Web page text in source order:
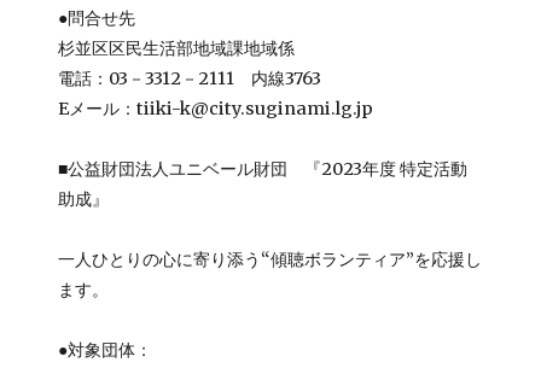
●問合せ先
杉並区区民生活部地域課地域係
電話：03－3312－2111 内線3763
Eメール：tiiki-k@city.suginami.lg.jp
■公益財団法人ユニベール財団 『2023年度 特定活動
助成』
一人ひとりの心に寄り添う“傾聴ボランティア”を応援し
ます。
●対象団体：